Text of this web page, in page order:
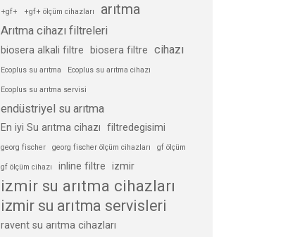
+gf+ +gf+ ölçüm cihazları arıtma
Arıtma cihazı filtreleri
biosera alkali filtre biosera filtre cihazı
Ecoplus su arıtma Ecoplus su arıtma cihazı
Ecoplus su arıtma servisi
endüstriyel su arıtma
En iyi Su arıtma cihazı filtredegisimi
georg fischer georg fischer ölçüm cihazları gf ölçüm
gf ölçüm cihazı inline filtre izmir
izmir su arıtma cihazları
izmir su arıtma servisleri
ravent su arıtma cihazları